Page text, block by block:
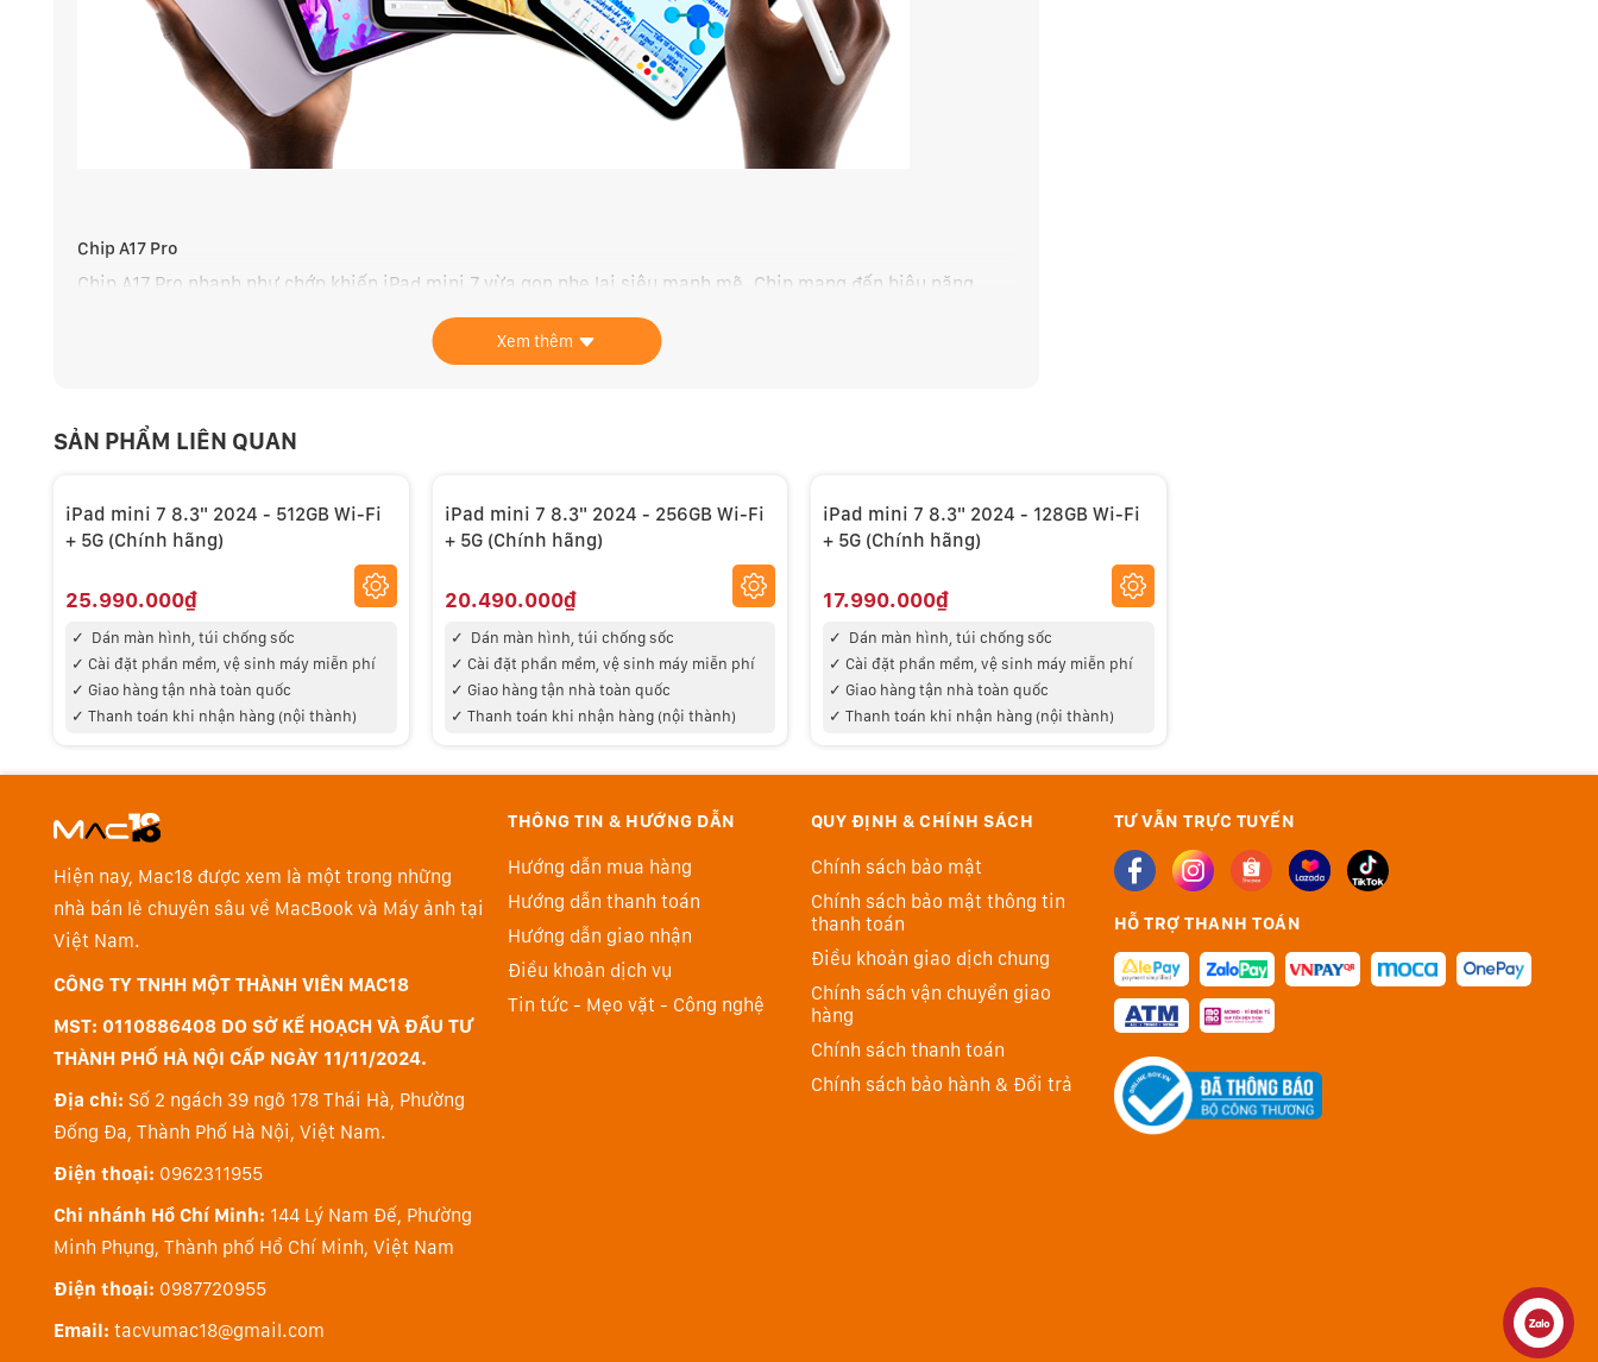
Chip A17 Pro
Chip A17 Pro nhanh như chớp khiến iPad mini 7 vừa gọn nhẹ lại siêu mạnh mẽ. Chip mang đến hiệu năng
vượt trội và được thiết kế cho Apple Intelligence. Neural Engine 16 lõi nhanh hơn đến 2 lần so với thế hệ
trước. GPU 5 lõi mang đến các tính năng tiên tiến như công nghệ dò tia tốc độ cao bằng phần cứng cho các
Được thiết kế cho Apple Intelligence
iPad mini được thiết kế cho Apple Intelligence, hệ thống trí tuệ cá nhân giúp bạn thể hiện bản thân và hoàn
thành công việc dễ dàng. Với tính năng bảo vệ quyền riêng tư đột phá, Apple Intelligence giúp bạn yên tâm
rằng không một ai khác có thể truy cập dữ liệu của bạn, kể cả Apple.
Xem thêm
SẢN PHẨM LIÊN QUAN
iPad mini 7 8.3" 2024 - 512GB Wi-Fi
+ 5G (Chính hãng)
25.990.000₫
✓ Dán màn hình, túi chống sốc
✓ Cài đặt phần mềm, vệ sinh máy miễn phí
✓ Giao hàng tận nhà toàn quốc
✓ Thanh toán khi nhận hàng (nội thành)
iPad mini 7 8.3" 2024 - 256GB Wi-Fi
+ 5G (Chính hãng)
20.490.000₫
✓ Dán màn hình, túi chống sốc
✓ Cài đặt phần mềm, vệ sinh máy miễn phí
✓ Giao hàng tận nhà toàn quốc
✓ Thanh toán khi nhận hàng (nội thành)
iPad mini 7 8.3" 2024 - 128GB Wi-Fi
+ 5G (Chính hãng)
17.990.000₫
✓ Dán màn hình, túi chống sốc
✓ Cài đặt phần mềm, vệ sinh máy miễn phí
✓ Giao hàng tận nhà toàn quốc
✓ Thanh toán khi nhận hàng (nội thành)
Hiện nay, Mac18 được xem là một trong những
nhà bán lẻ chuyên sâu về MacBook và Máy ảnh tại
Việt Nam.
CÔNG TY TNHH MỘT THÀNH VIÊN MAC18
MST: 0110886408 DO SỞ KẾ HOẠCH VÀ ĐẦU TƯ
THÀNH PHỐ HÀ NỘI CẤP NGÀY 11/11/2024.
Địa chỉ: Số 2 ngách 39 ngõ 178 Thái Hà, Phường
Đống Đa, Thành Phố Hà Nội, Việt Nam.
Điện thoại: 0962311955
Chi nhánh Hồ Chí Minh: 144 Lý Nam Đế, Phường
Minh Phụng, Thành phố Hồ Chí Minh, Việt Nam
Điện thoại: 0987720955
Email: tacvumac18@gmail.com
THÔNG TIN & HƯỚNG DẪN
Hướng dẫn mua hàng
Hướng dẫn thanh toán
Hướng dẫn giao nhận
Điều khoản dịch vụ
Tin tức - Mẹo vặt - Công nghệ
QUY ĐỊNH & CHÍNH SÁCH
Chính sách bảo mật
Chính sách bảo mật thông tin
thanh toán
Điều khoản giao dịch chung
Chính sách vận chuyển giao
hàng
Chính sách thanh toán
Chính sách bảo hành & Đổi trả
TƯ VẪN TRỰC TUYẾN
HỖ TRỢ THANH TOÁN
Liên hệ